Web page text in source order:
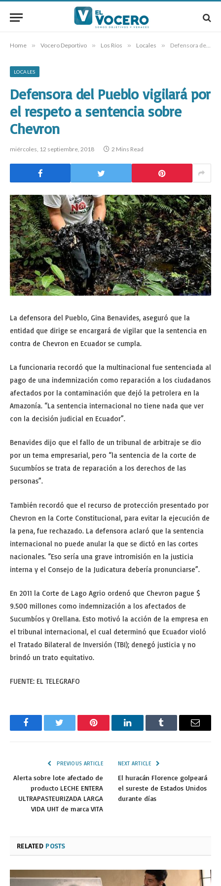
Home » Vocero Deportivo » Los Ríos » Locales » Defensora del Pueblo vigilará por el respeto a sentencia sobre Chevron
LOCALES
Defensora del Pueblo vigilará por
el respeto a sentencia sobre
Chevron
miércoles, 12 septiembre, 2018 2 Mins Read
La defensora del Pueblo, Gina Benavides, aseguró que la
entidad que dirige se encargará de vigilar que la sentencia en
contra de Chevron en Ecuador se cumpla.
La funcionaria recordó que la multinacional fue sentenciada al
pago de una indemnización como reparación a los ciudadanos
afectados por la contaminación que dejó la petrolera en la
Amazonía. “La sentencia internacional no tiene nada que ver
con la decisión judicial en Ecuador”.
Benavides dijo que el fallo de un tribunal de arbitraje se dio
por un tema empresarial, pero “la sentencia de la corte de
Sucumbíos se trata de reparación a los derechos de las
personas”.
También recordó que el recurso de protección presentado por
Chevron en la Corte Constitucional, para evitar la ejecución de
la pena, fue rechazado. La defensora aclaró que la sentencia
internacional no puede anular la que se dictó en las cortes
nacionales. “Eso sería una grave intromisión en la justicia
interna y el Consejo de la Judicatura debería pronunciarse”.
En 2011 la Corte de Lago Agrio ordenó que Chevron pague $
9.500 millones como indemnización a los afectados de
Sucumbíos y Orellana. Esto motivó la acción de la empresa en
el tribunal internacional, el cual determinó que Ecuador violó
el Tratado Bilateral de Inversión (TBI); denegó justicia y no
brindó un trato equitativo.
FUENTE: EL TELEGRAFO
FacebookTwitter Pinterest LinkedInTumblr Email
PREVIOUS ARTICLE
Alerta sobre lote afectado de
producto LECHE ENTERA
ULTRAPASTEURIZADA LARGA
VIDA UHT de marca VITA
NEXT ARTICLE
El huracán Florence golpeará
el sureste de Estados Unidos
durante días
RELATED POSTS